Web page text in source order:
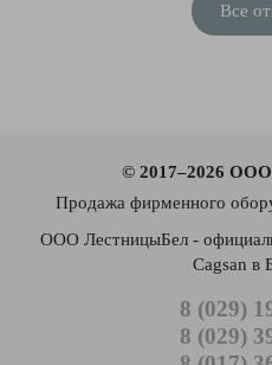
Все
© 2017–2026
Продажа фирменного
ООО ЛестницыБел -
Cagsan в
8 (029)
8 (029)